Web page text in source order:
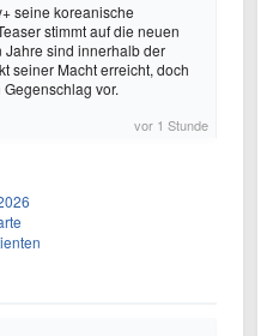
seine koreanische
stimmt auf die neuen
Jahre sind innerhalb der
seiner Macht erreicht, doch
vor.
vor 1 Stunde